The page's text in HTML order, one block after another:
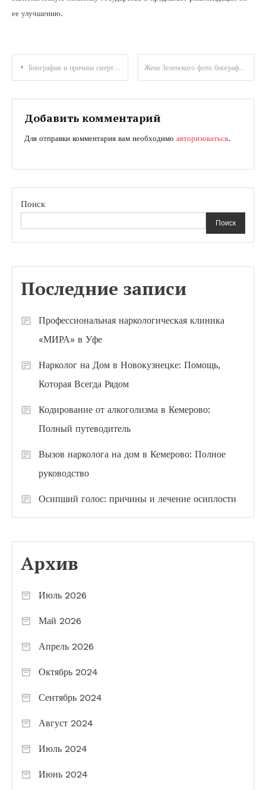
ее улучшению.
Навигация
по
записям
Биография и причина смерти Хоя Юрия — подробности на Википедии Жена Зеленского фото биография купальник все о первой леди Украины
Добавить комментарий
Для отправки комментария вам необходимо авторизоваться.
Поиск
Поиск
Последние записи
Профессиональная наркологическая клиника
«МИРА» в Уфе
Нарколог на Дом в Новокузнецке: Помощь,
Которая Всегда Рядом
Кодирование от алкоголизма в Кемерово:
Полный путеводитель
Вызов нарколога на дом в Кемерово: Полное
руководство
Осипший голос: причины и лечение осиплости
Архив
Июль 2026
Май 2026
Апрель 2026
Октябрь 2024
Сентябрь 2024
Август 2024
Июль 2024
Июнь 2024